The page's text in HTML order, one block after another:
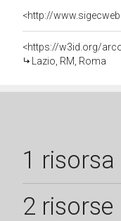
<http://
<https://w3id.org/
Lazio, RM, Roma
1 risorsa
2 risorse